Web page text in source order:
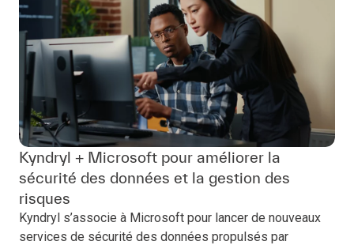
Kyndryl + Microsoft pour améliorer la
sécurité des données et la gestion des
risques
Kyndryl s’associe à Microsoft pour lancer de nouveaux
services de sécurité des données propulsés par